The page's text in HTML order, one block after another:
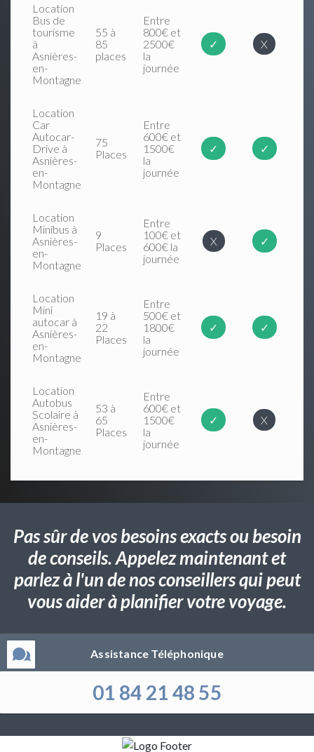
Location
Bus de
tourisme
à
Asnières-
en-
Montagne
55 à
85
places
Entre
800€ et
2500€
la
journée
✓ X
Location
Car
Autocar-
Drive à
Asnières-
en-
Montagne
75
Places
Entre
600€ et
1500€
la
journée
✓ ✓
Location
Minibus à
Asnières-
en-
Montagne
9
Places
Entre
100€ et
600€ la
journée
X ✓
Location
Mini
autocar à
Asnières-
en-
Montagne
19 à
22
Places
Entre
500€ et
1800€
la
journée
✓ ✓
Location
Autobus
Scolaire à
Asnières-
en-
Montagne
53 à
65
Places
Entre
600€ et
1500€
la
journée
✓ X
Pas sûr de vos besoins exacts ou besoin
de conseils. Appelez maintenant et
parlez à l'un de nos conseillers qui peut
vous aider à planifier votre voyage.
Assistance Téléphonique
01 84 21 48 55